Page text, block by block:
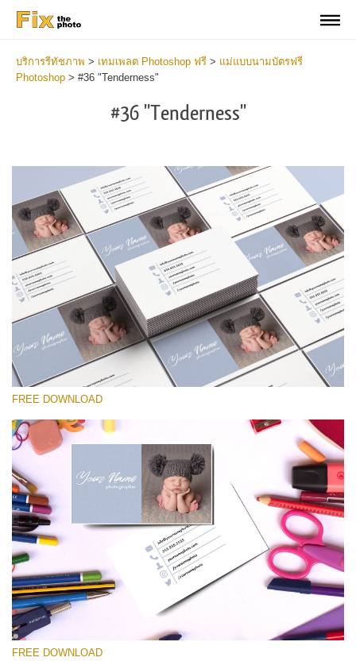
บริการรีทัชภาพ > เทมเพลต Photoshop ฟรี > แม่แบบนามบัตรฟรี
Photoshop > #36 "Tenderness"
#36 "Tenderness"
โปรดเลือก
Free Template #36
Marketing Templates Photography
ดาวน์โหลดฟรี
FREE DOWNLOAD
FREE DOWNLOAD